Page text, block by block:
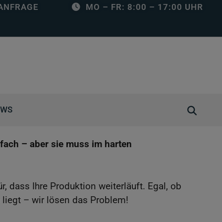
MO – FR: 8:00 – 17:00 UHR
– aber sie muss im harten
dass Ihre Produktion weiterläuft. Egal, ob
– wir lösen das Problem!